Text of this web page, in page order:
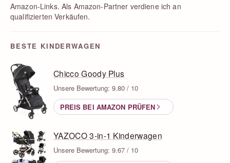
Amazon-Links. Als Amazon-Partner verdiene ich an
qualifizierten Verkäufen.
BESTE KINDERWAGEN
Chicco Goody Plus
Unsere Bewertung: 9.80 / 10
PREIS BEI AMAZON PRÜFEN
YAZOCO 3-in-1 Kinderwagen
Unsere Bewertung: 9.67 / 10